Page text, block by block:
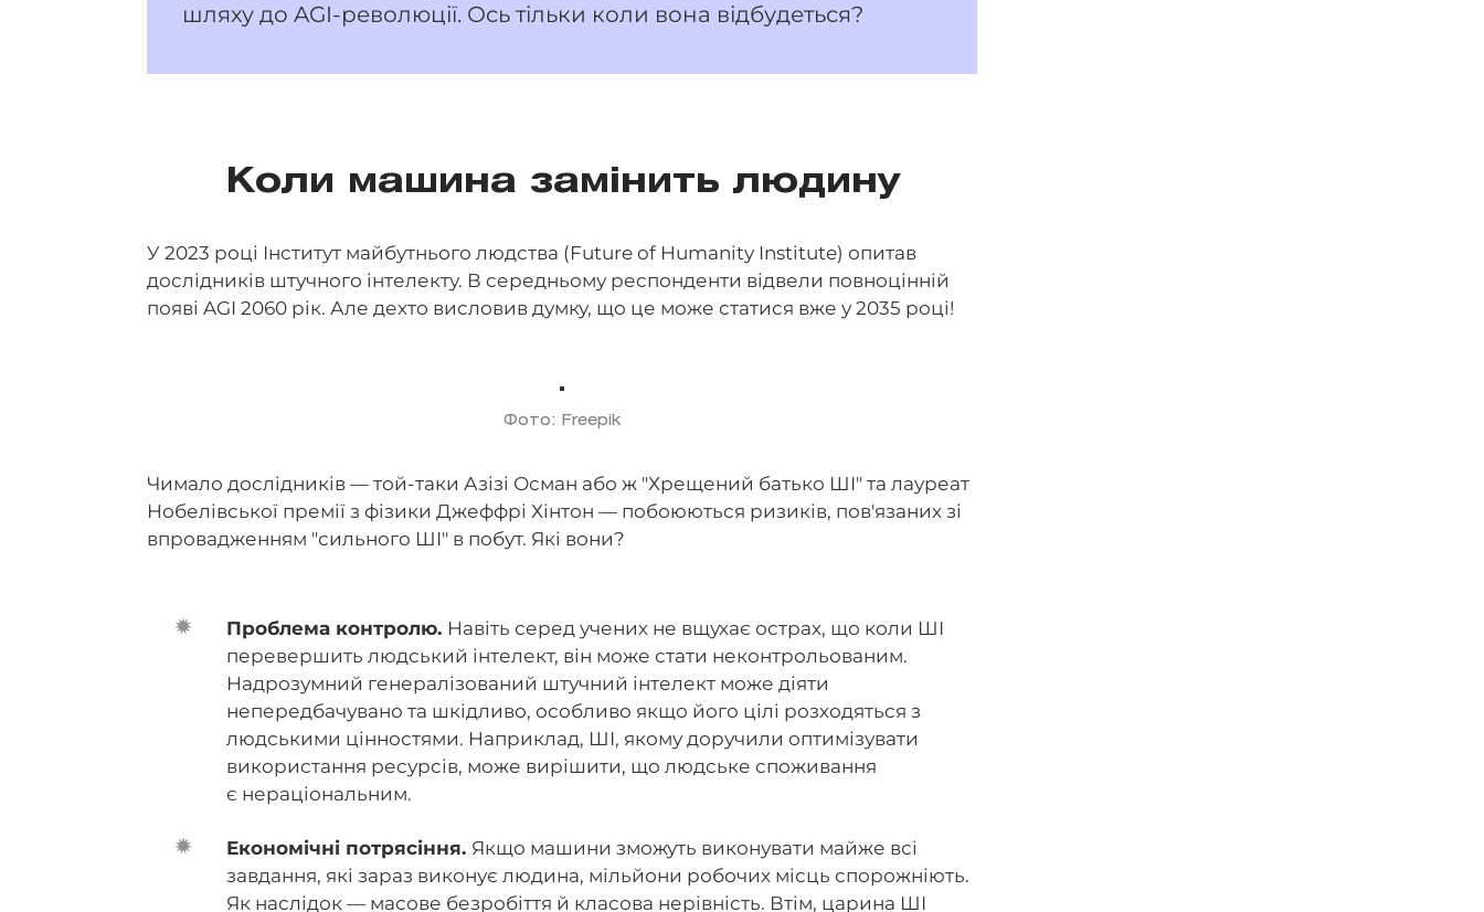
шляху до AGI-революції. Ось тільки коли вона відбудеться?
Коли машина замінить людину
У 2023 році Інститут майбутнього людства (Future of Humanity Institute) опитав
дослідників штучного інтелекту. В середньому респонденти відвели повноцінній
появі AGI 2060 рік. Але дехто висловив думку, що це може статися вже у 2035 році!
Фото: Freepik
Чимало дослідників — той-таки Азізі Осман або ж "Хрещений батько ШІ" та лауреат
Нобелівської премії з фізики Джеффрі Хінтон — побоюються ризиків, пов'язаних зі
впровадженням "сильного ШІ" в побут. Які вони?
Проблема контролю. Навіть серед учених не вщухає острах, що коли ШІ
перевершить людський інтелект, він може стати неконтрольованим.
Надрозумний генералізований штучний інтелект може діяти
непередбачувано та шкідливо, особливо якщо його цілі розходяться з
людськими цінностями. Наприклад, ШІ, якому доручили оптимізувати
використання ресурсів, може вирішити, що людське споживання
є нераціональним.
Економічні потрясіння. Якщо машини зможуть виконувати майже всі
завдання, які зараз виконує людина, мільйони робочих місць спорожніють.
Як наслідок — масове безробіття й класова нерівність. Втім, царина ШІ